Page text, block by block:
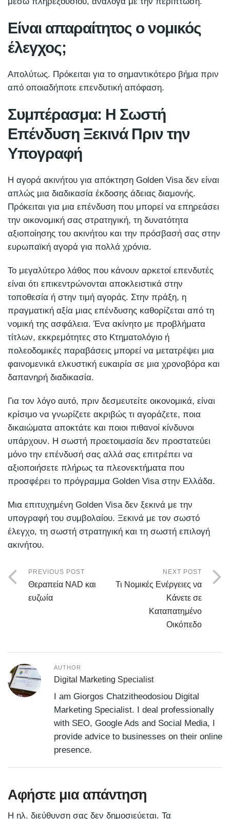
Είναι απαραίτητος ο νομικός
έλεγχος;
Απολύτως. Πρόκειται για το σημαντικότερο βήμα πριν
από οποιαδήποτε επενδυτική απόφαση.
Συμπέρασμα: Η Σωστή
Επένδυση Ξεκινά Πριν την
Υπογραφή
Η αγορά ακινήτου για απόκτηση Golden Visa δεν είναι
απλώς μια διαδικασία έκδοσης άδειας διαμονής.
Πρόκειται για μια επένδυση που μπορεί να επηρεάσει
την οικονομική σας στρατηγική, τη δυνατότητα
αξιοποίησης του ακινήτου και την πρόσβασή σας στην
ευρωπαϊκή αγορά για πολλά χρόνια.
Το μεγαλύτερο λάθος που κάνουν αρκετοί επενδυτές
είναι ότι επικεντρώνονται αποκλειστικά στην
τοποθεσία ή στην τιμή αγοράς. Στην πράξη, η
πραγματική αξία μιας επένδυσης καθορίζεται από τη
νομική της ασφάλεια. Ένα ακίνητο με προβλήματα
τίτλων, εκκρεμότητες στο Κτηματολόγιο ή
πολεοδομικές παραβάσεις μπορεί να μετατρέψει μια
φαινομενικά ελκυστική ευκαιρία σε μια χρονοβόρα και
δαπανηρή διαδικασία.
Για τον λόγο αυτό, πριν δεσμευτείτε οικονομικά, είναι
κρίσιμο να γνωρίζετε ακριβώς τι αγοράζετε, ποια
δικαιώματα αποκτάτε και ποιοι πιθανοί κίνδυνοι
υπάρχουν. Η σωστή προετοιμασία δεν προστατεύει
μόνο την επένδυσή σας αλλά σας επιτρέπει να
αξιοποιήσετε πλήρως τα πλεονεκτήματα που
προσφέρει το πρόγραμμα Golden Visa στην Ελλάδα.
Μια επιτυχημένη Golden Visa δεν ξεκινά με την
υπογραφή του συμβολαίου. Ξεκινά με τον σωστό
έλεγχο, τη σωστή στρατηγική και τη σωστή επιλογή
ακινήτου.
PREVIOUS POST
Θεραπεία NAD και
ευζωία
NEXT POST
Τι Νομικές Ενέργειες να
Κάνετε σε
Καταπατημένο
Οικόπεδο
AUTHOR
Digital Marketing Specialist
I am Giorgos Chatzitheodosiou Digital
Marketing Specialist. I deal professionally
with SEO, Google Ads and Social Media, I
provide advice to businesses on their online
presence.
Αφήστε μια απάντηση
Η ηλ. διεύθυνση σας δεν δημοσιεύεται. Τα